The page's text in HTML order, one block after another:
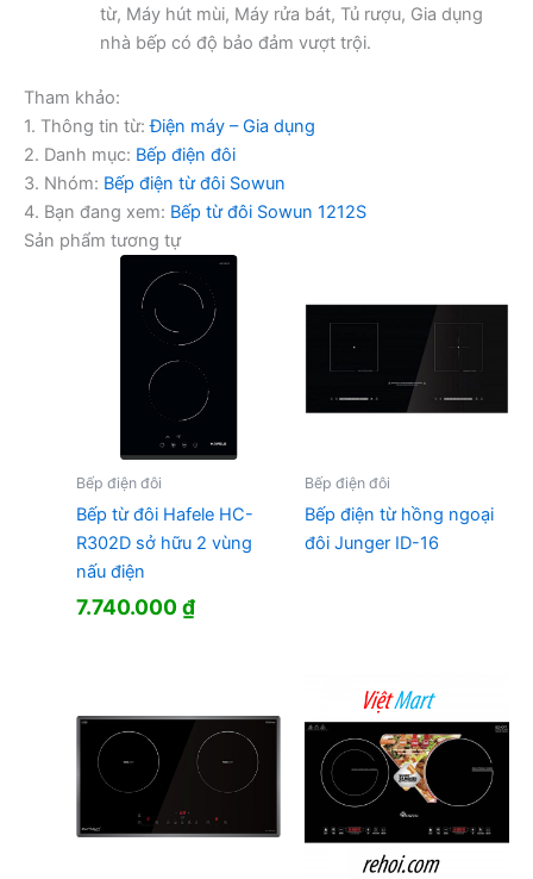
từ, Máy hút mùi, Máy rửa bát, Tủ rượu, Gia dụng
nhà bếp có độ bảo đảm vượt trội.
Tham khảo:
1. Thông tin từ:Điện máy – Gia dụng
2. Danh mục: Bếp điện đôi
3. Nhóm: Bếp điện từ đôi Sowun
4. Bạn đang xem: Bếp từ đôi Sowun 1212S
Sản phẩm tương tự
Bếp điện đôi
Bếp từ đôi Hafele HC-
R302D sở hữu 2 vùng
nấu điện
7.740.000₫
Bếp điện đôi
Bếp điện từ hồng ngoại
đôi Junger ID-16